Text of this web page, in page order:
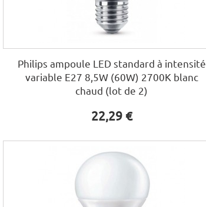
Philips ampoule LED standard à intensité
variable E27 8,5W (60W) 2700K blanc
chaud (lot de 2)
22,29 €